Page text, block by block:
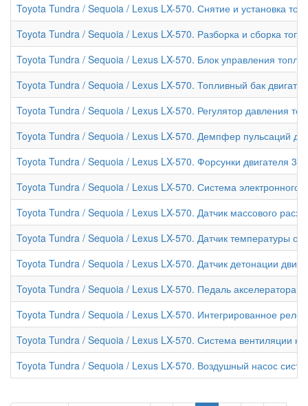
Toyota Tundra / Sequoia / Lexus LX-570. Снятие и установка
Toyota Tundra / Sequoia / Lexus LX-570. Разборка и сборка
Toyota Tundra / Sequoia / Lexus LX-570. Блок управления
Toyota Tundra / Sequoia / Lexus LX-570. Топливный бак
Toyota Tundra / Sequoia / Lexus LX-570. Регулятор давления
Toyota Tundra / Sequoia / Lexus LX-570. Демпфер пульсаций
Toyota Tundra / Sequoia / Lexus LX-570. Форсунки двигателя
Toyota Tundra / Sequoia / Lexus LX-570. Система электронного
Toyota Tundra / Sequoia / Lexus LX-570. Датчик массового
Toyota Tundra / Sequoia / Lexus LX-570. Датчик температуры
Toyota Tundra / Sequoia / Lexus LX-570. Датчик детонации
Toyota Tundra / Sequoia / Lexus LX-570. Педаль акселератора
Toyota Tundra / Sequoia / Lexus LX-570. Интегрированное реле
Toyota Tundra / Sequoia / Lexus LX-570. Система вентиляции
Toyota Tundra / Sequoia / Lexus LX-570. Воздушный насос